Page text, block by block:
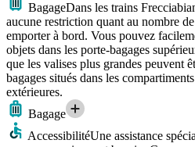
BagageDans les trains
aucune restriction quant au nombre
emporter à bord. Vous pouvez
objets dans les porte-bagages
que les valises plus grandes peuvent
bagages situés dans les
extérieures.
Bagage
AccessibilitéUne assistance